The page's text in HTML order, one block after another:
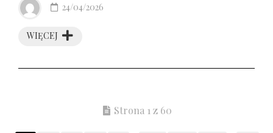
WIĘCEJ
24/04/2026
Strona 1 z 60